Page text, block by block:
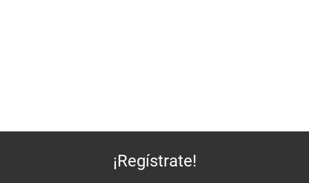
¡Regístrate!